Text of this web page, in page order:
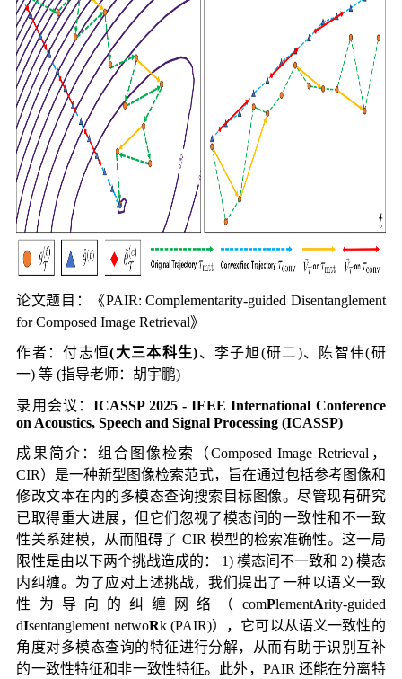
论文题目：《PAIR: Complementarity-guided Disentanglement
for Composed Image Retrieval》
作者：付志恒(大三本科生)、李子旭(研二)、陈智伟(研
一)等 (指导老师：胡宇鹏)
录用会议： ICASSP 2025 - IEEE International Conference
on Acoustics, Speech and Signal Processing (ICASSP)
成果简介：组合图像检索（Composed Image Retrieval，
CIR）是一种新型图像检索范式，旨在通过包括参考图像和
修改文本在内的多模态查询搜索目标图像。尽管现有研究
已取得重大进展，但它们忽视了模态间的一致性和不一致
性关系建模，从而阻碍了 CIR 模型的检索准确性。这一局
限性是由以下两个挑战造成的： 1) 模态间不一致和 2) 模态
内纠缠。为了应对上述挑战，我们提出了一种以语义一致
性为导向的纠缠网络（comPlementArity-guided
dIsentanglement netwoRk (PAIR)），它可以从语义一致性的
角度对多模态查询的特征进行分解，从而有助于识别互补
的一致性特征和非一致性特征。此外，PAIR 还能在分离特